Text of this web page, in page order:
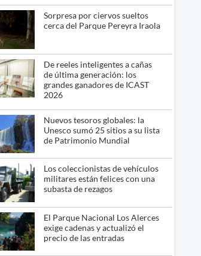
Sorpresa por ciervos sueltos
cerca del Parque Pereyra Iraola
De reeles inteligentes a cañas
de última generación: los
grandes ganadores de ICAST
2026
Nuevos tesoros globales: la
Unesco sumó 25 sitios a su lista
de Patrimonio Mundial
Los coleccionistas de vehículos
militares están felices con una
subasta de rezagos
El Parque Nacional Los Alerces
exige cadenas y actualizó el
precio de las entradas